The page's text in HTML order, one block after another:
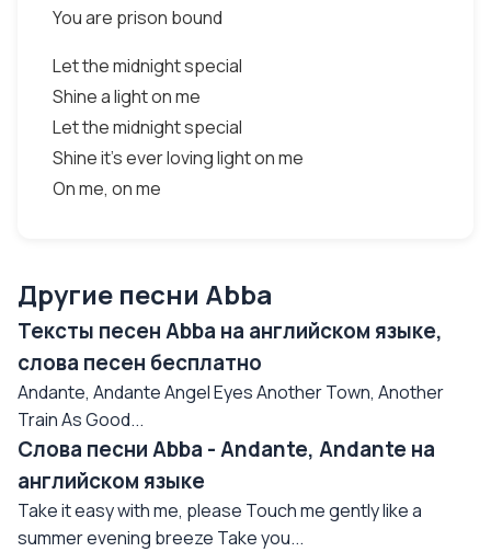
You are prison bound
Let the midnight special
Shine a light on me
Let the midnight special
Shine it’s ever loving light on me
On me, on me
Другие песни Abba
Тексты песен Abba на английском языке,
слова песен бесплатно
Andante, Andante Angel Eyes Another Town, Another
Train As Good...
Слова песни Abba - Andante, Andante на
английском языке
Take it easy with me, please Touch me gently like a
summer evening breeze Take you...